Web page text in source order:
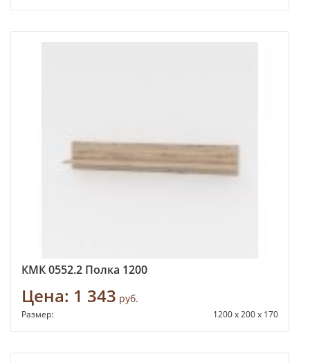
КМК 0552.2 Полка 1200
Цена: 1 343 руб.
Размер: 1200 x 200 x 170